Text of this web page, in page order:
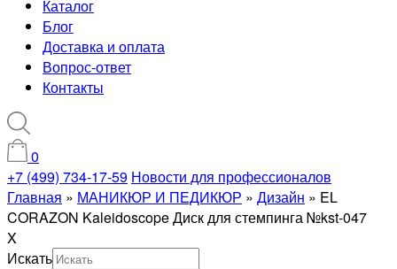
Каталог
Блог
Доставка и оплата
Вопрос-ответ
Контакты
0
+7 (499) 734-17-59 Новости для профессионалов
Главная » МАНИКЮР И ПЕДИКЮР » Дизайн » EL
CORAZON Kaleidoscope Диск для стемпинга №kst-047
X
Искать